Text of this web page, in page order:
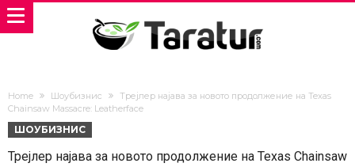
Home Шоубизнис
Трејлер најава за новото продолжение на Texas
Chainsaw Massacre: Leatherface
ШОУБИЗНИС
Трејлер најава за новото продолжение на Texas Chainsaw